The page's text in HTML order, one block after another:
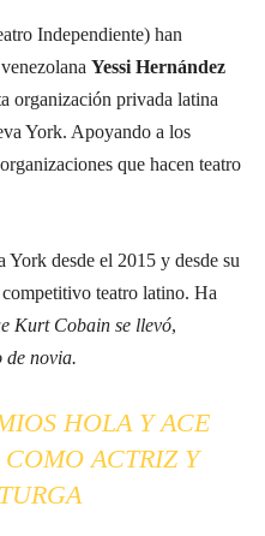
Independiente) han
Yessi Hernández
organización privada latina
York. Apoyando a los
que hacen teatro
York desde el 2015 y desde su
teatro latino. Ha
Kurt Cobain se llevó,
de novia.
HOLA Y ACE
ACTRIZ Y